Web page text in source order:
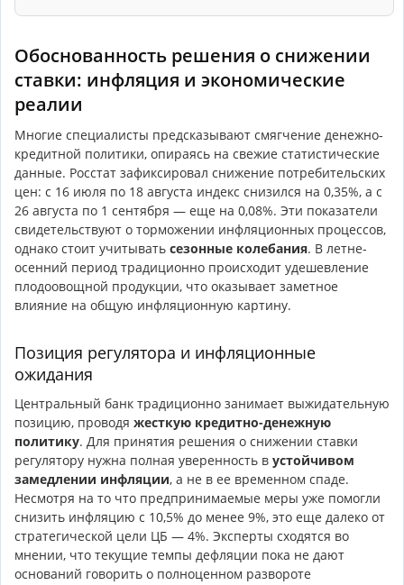
Обоснованность решения о снижении
ставки: инфляция и экономические
реалии
Многие специалисты предсказывают смягчение денежно-
кредитной политики, опираясь на свежие статистические
данные. Росстат зафиксировал снижение потребительских
цен: с 16 июля по 18 августа индекс снизился на 0,35%, а с
26 августа по 1 сентября — еще на 0,08%. Эти показатели
свидетельствуют о торможении инфляционных процессов,
однако стоит учитывать сезонные колебания. В летне-
осенний период традиционно происходит удешевление
плодоовощной продукции, что оказывает заметное
влияние на общую инфляционную картину.
Позиция регулятора и инфляционные
ожидания
Центральный банк традиционно занимает выжидательную
позицию, проводя жесткую кредитно-денежную
политику. Для принятия решения о снижении ставки
регулятору нужна полная уверенность в устойчивом
замедлении инфляции, а не в ее временном спаде.
Несмотря на то что предпринимаемые меры уже помогли
снизить инфляцию с 10,5% до менее 9%, это еще далеко от
стратегической цели ЦБ — 4%. Эксперты сходятся во
мнении, что текущие темпы дефляции пока не дают
оснований говорить о полноценном развороте